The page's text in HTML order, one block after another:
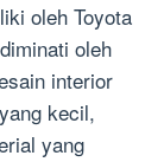
oleh Toyota
oleh
interior
kecil,
yang